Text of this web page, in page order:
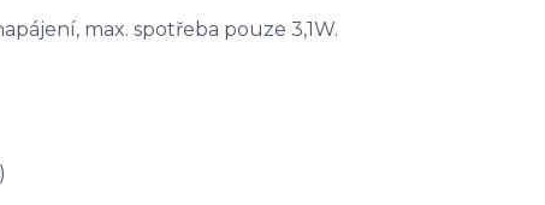
max. spotřeba pouze 3,1W.